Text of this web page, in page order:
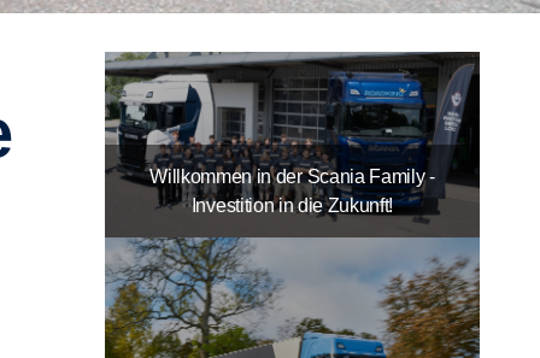
Willkommen in der Scania Family -
Investition in die Zukunft!